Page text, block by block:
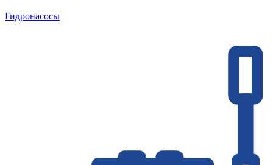
Гидронасосы